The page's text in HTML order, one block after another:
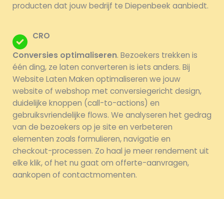
producten dat jouw bedrijf te Diepenbeek aanbiedt.
CRO
Conversies optimaliseren. Bezoekers trekken is
één ding, ze laten converteren is iets anders. Bij
Website Laten Maken optimaliseren we jouw
website of webshop met conversiegericht design,
duidelijke knoppen (call-to-actions) en
gebruiksvriendelijke flows. We analyseren het gedrag
van de bezoekers op je site en verbeteren
elementen zoals formulieren, navigatie en
checkout-processen. Zo haal je meer rendement uit
elke klik, of het nu gaat om offerte-aanvragen,
aankopen of contactmomenten.